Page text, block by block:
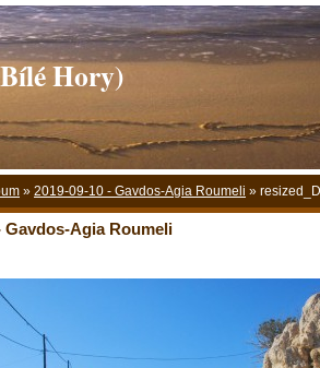
Hory)
» 2019-09-10 - Gavdos-Agia Roumeli »
Gavdos-Agia Roumeli